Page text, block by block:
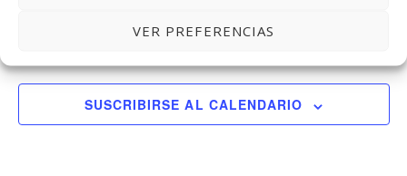
VER PREFERENCIAS
SUSCRIBIRSE AL CALENDARIO